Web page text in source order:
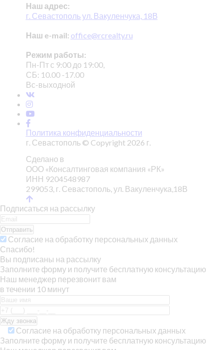
Наш адрес:
г. Севастополь ул. Вакуленчука, 18В
Наш e-mail: office@rcrealty.ru
Режим работы:
Пн-Пт с 9:00 до 19:00,
СБ: 10.00 -17.00
Вс-выходной
Политика конфиденциальности
г. Севастополь © Copyright 2026 г.
Сделано в
ООО «Консалтинговая компания «РК»
ИНН 9204548987
299053, г. Севастополь, ул. Вакуленчука,18В
Подписаться на рассылку
Отправить
Согласие на обработку персональных данных
Спасибо!
Вы подписаны на рассылку
Заполните форму и получите бесплатную консультацию
Наш менеджер перезвонит вам
в течении 10 минут
Согласие на обработку персональных данных
Заполните форму и получите бесплатную консультацию